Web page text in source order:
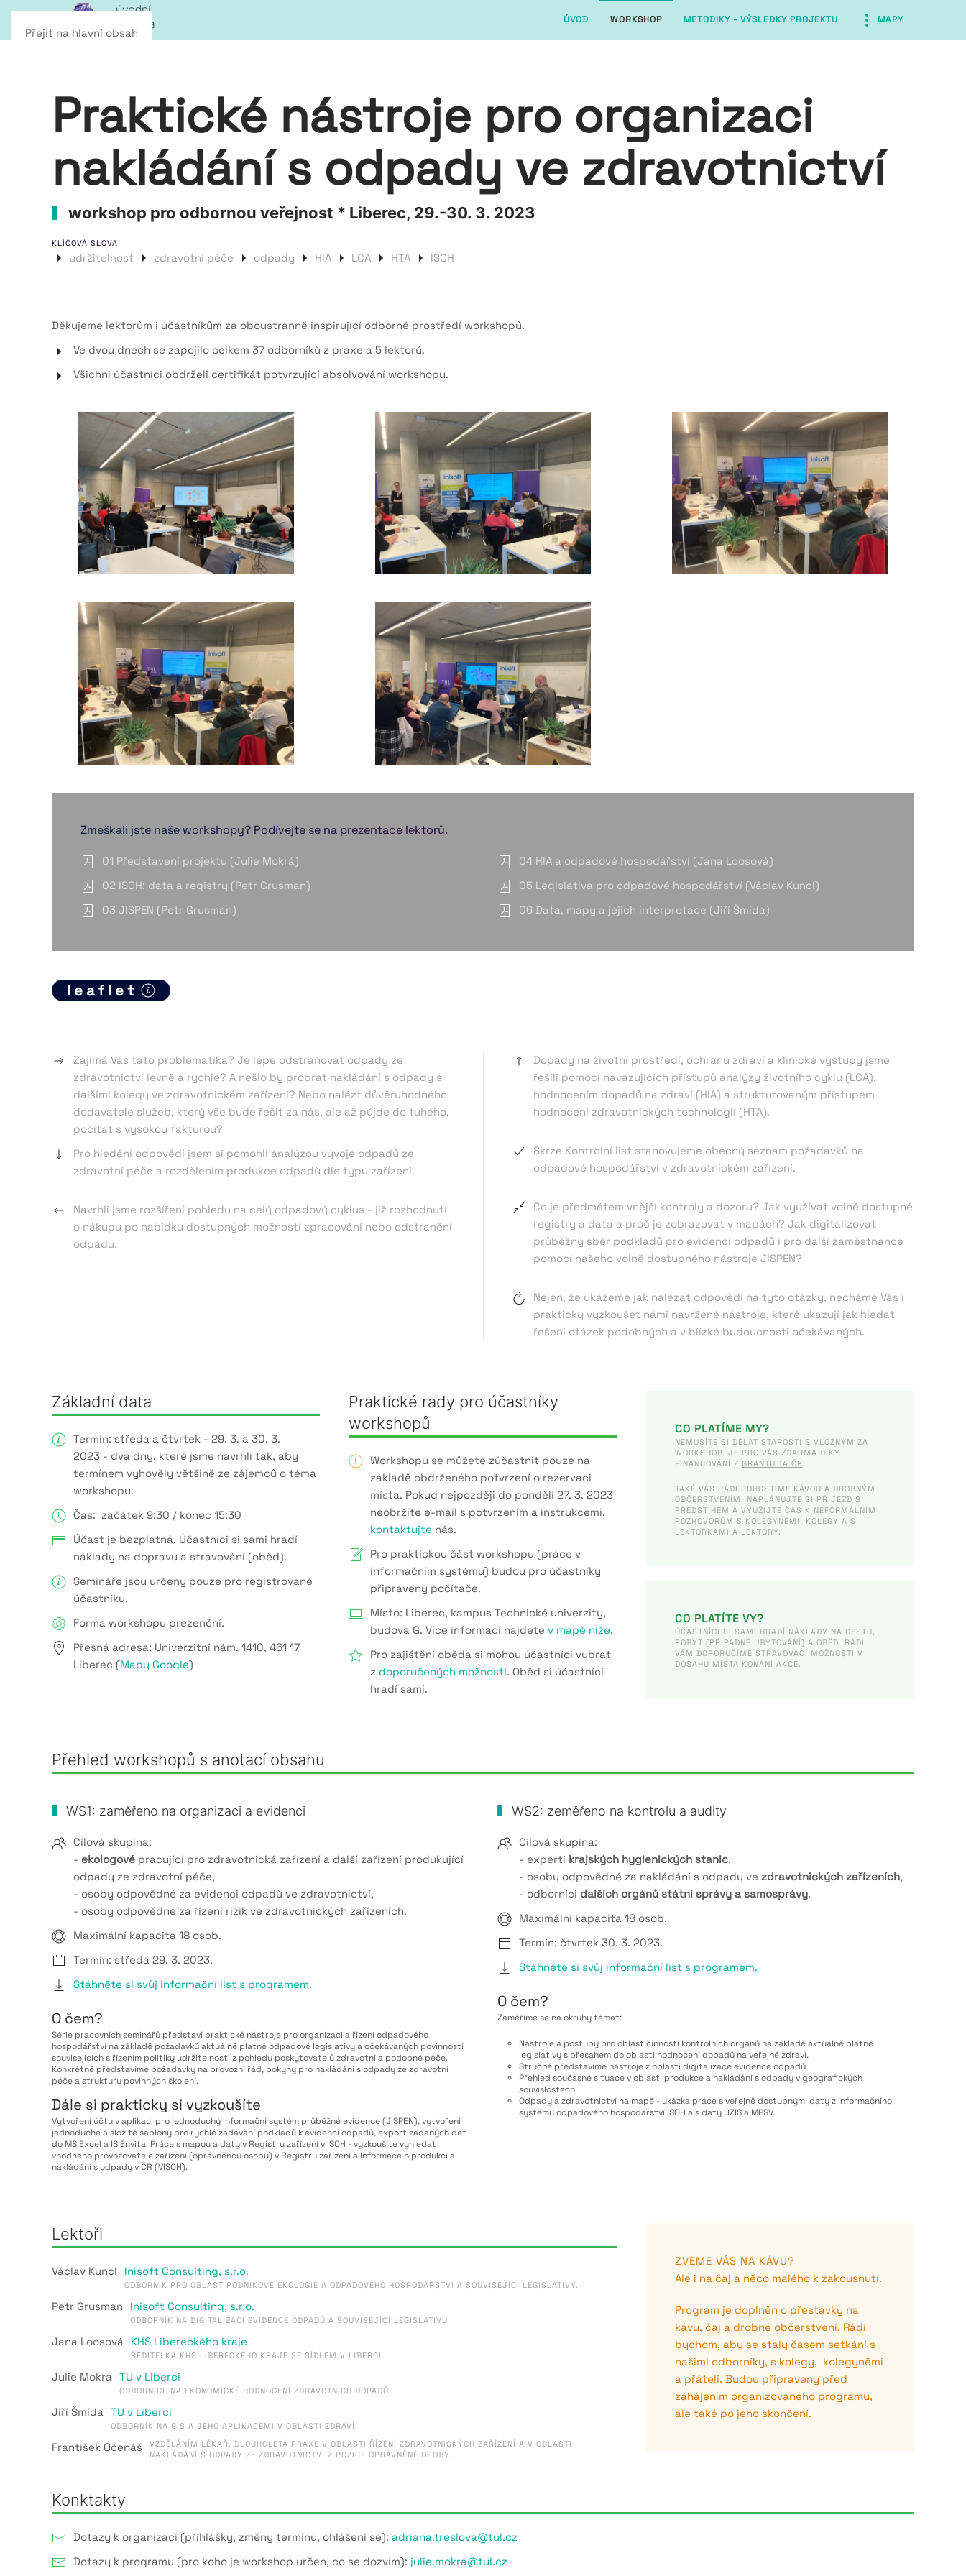
Přejít na hlavní obsah
ÚVOD WORKSHOP METODIKY - VÝSLEDKY PROJEKTU MAPY
Praktické nástroje pro organizaci
nakládání s odpady ve zdravotnictví
workshop pro odbornou veřejnost * Liberec, 29.-30. 3. 2023
KLÍČOVÁ SLOVA
udržitelnost zdravotní péče odpady HIA LCA HTA ISOH
Děkujeme lektorům i účastníkům za oboustranně inspirující odborné prostředí workshopů.
Ve dvou dnech se zapojilo celkem 37 odborníků z praxe a 5 lektorů.
Všichni účastníci obdrželi certifikát potvrzující absolvování workshopu.
zvětšit zvětšit zvětšit
zvětšit zvětšit
Zmeškali jste naše workshopy? Podívejte se na prezentace lektorů.
01 Představení projektu (Julie Mokrá)
02 ISOH: data a registry (Petr Grusman)
03 JISPEN (Petr Grusman)
04 HIA a odpadové hospodářství (Jana Loosová)
05 Legislativa pro odpadové hospodářství (Václav Kuncl)
06 Data, mapy a jejich interpretace (Jiří Šmída)
leaflet
Zajímá Vás tato problematika? Je lépe odstraňovat odpady ze
zdravotnictví levně a rychle? A nešlo by probrat nakládání s odpady s
dalšími kolegy ve zdravotnickém zařízení? Nebo nalézt důvěryhodného
dodavatele služeb, který vše bude řešit za nás, ale až půjde do tuhého,
počítat s vysokou fakturou?
Pro hledání odpovědí jsem si pomohli analýzou vývoje odpadů ze
zdravotní péče a rozdělením produkce odpadů dle typu zařízení.
Navrhli jsme rozšíření pohledu na celý odpadový cyklus - již rozhodnutí
o nákupu po nabídku dostupných možností zpracování nebo odstranění
odpadu.
Dopady na životní prostředí, ochranu zdraví a klinické výstupy jsme
řešili pomocí navazujících přístupů analýzy životního cyklu (LCA),
hodnocením dopadů na zdraví (HIA) a strukturovaným přístupem
hodnocení zdravotnických technologií (HTA).
Skrze Kontrolní list stanovujeme obecný seznam požadavků na
odpadové hospodářství v zdravotnickém zařízení.
Co je předmětem vnější kontroly a dozoru? Jak využívat volně dostupné
registry a data a proč je zobrazovat v mapách? Jak digitalizovat
průběžný sběr podkladů pro evidenci odpadů i pro další zaměstnance
pomocí našeho volně dostupného nástroje JISPEN?
Nejen, že ukážeme jak nalézat odpovědi na tyto otázky, necháme Vás i
prakticky vyzkoušet námi navržené nástroje, které ukazují jak hledat
řešení otázek podobných a v blízké budoucnosti očekávaných.
Základní data
Termín: středa a čtvrtek - 29. 3. a 30. 3.
2023 - dva dny, které jsme navrhli tak, aby
termínem vyhověly většině ze zájemců o téma
workshopu.
Čas: začátek 9:30 / konec 15:30
Účast je bezplatná. Účastníci si sami hradí
náklady na dopravu a stravování (oběd).
Semináře jsou určeny pouze pro registrované
účastníky.
Forma workshopu prezenční.
Přesná adresa: Univerzitní nám. 1410, 461 17
Liberec (Mapy Google)
Praktické rady pro účastníky
workshopů
Workshopu se můžete zúčastnit pouze na
základě obdrženého potvrzení o rezervaci
místa. Pokud nejpozději do pondělí 27. 3. 2023
neobržíte e-mail s potvrzením a instrukcemi,
kontaktujte nás.
Pro praktickou část workshopu (práce v
informačním systému) budou pro účastníky
připraveny počítače.
Místo: Liberec, kampus Technické univerzity,
budova G. Více informací najdetev mapě níže.
Pro zajištění oběda si mohou účastníci vybrat
z doporučených možností. Oběd si účastníci
hradí sami.
CO PLATÍME MY?
NEMUSÍTE SI DĚLAT STAROSTI S VLOŽNÝM ZA
WORKSHOP. JE PRO VÁS ZDARMA DÍKY
FINANCOVÁNÍ Z GRANTU TA ČR
TAKÉ VÁS RÁDI POHOSTÍME KÁVOU A DROBNÝM
OBČERSTVENÍM. NAPLÁNUJTE SI PŘÍJEZD S
PŘEDSTIHEM A VYUŽIJTE ČAS K NEFORMÁLNÍM
ROZHOVORŮM S KOLEGYNĚMI, KOLEGY A S
LEKTORKAMI A LEKTORY.
CO PLATÍTE VY?
ÚČASTNÍCI SI SAMI HRADÍ NÁKLADY NA CESTU,
POBYT (PŘÍPADNÉ UBYTOVÁNÍ) A OBĚD. RÁDI
VÁM DOPORUČÍME STRAVOVACÍ MOŽNOSTI V
DOSAHU MÍSTA KONÁNÍ AKCE.
Přehled workshopů s anotací obsahu
WS1: zaměřeno na organizaci a evidenci
Cílová skupina:
- ekologové pracující pro zdravotnická zařízení a další zařízení produkující
odpady ze zdravotní péče,
- osoby odpovědné za evidenci odpadů ve zdravotnictví,
- osoby odpovědné za řízení rizik ve zdravotnických zařízeních.
Maximální kapacita 18 osob.
Termín: středa 29. 3. 2023.
Stáhněte si svůj informační list s programem.
O čem?
Série pracovních seminářů představí praktické nástroje pro organizaci a řízení odpadového
hospodářství na základě požadavků aktuálně platné odpadové legislativy a očekávaných povinností
souvisejících s řízením politiky udržitelnosti z pohledu poskytovatelů zdravotní a podobné péče.
Konkrétně představíme požadavky na provozní řád, pokyny pro nakládání s odpady ze zdravotní
péče a strukturu povinných školení.
Dále si prakticky si vyzkoušíte
Vytvoření účtu v aplikaci pro jednoduchý informační systém průběžné evidence (JISPEN), vytvoření
jednoduché a složité šablony pro rychlé zadávání podkladů k evidenci odpadů, export zadaných dat
do MS Excel a IS Envita. Práce s mapou a daty v Registru zařízení v ISOH - vyzkoušíte vyhledat
vhodného provozovatele zařízení (oprávněnou osobu) v Registru zařízení a Informace o produkci a
nakládání s odpady v ČR (VISOH).
WS2: zeměřeno na kontrolu a audity
Cílová skupina:
- experti krajských hygienických stanic,
- osoby odpovědné za nakládání s odpady ve zdravotnických zařízeních,
- odborníci dalších orgánů státní správy a samosprávy.
Maximální kapacita 18 osob.
Termín: čtvrtek 30. 3. 2023.
Stáhněte si svůj informační list s programem.
O čem?
Zaměříme se na okruhy témat:
Nástroje a postupy pro oblast činnosti kontrolních orgánů na základě aktuálně platné
legislativy s přesahem do oblasti hodnocení dopadů na veřejné zdraví.
Stručné představíme nástroje z oblasti digitalizace evidence odpadů.
Přehled současné situace v oblasti produkce a nakládání s odpady v geografických
souvislostech.
Odpady a zdravotnictví na mapě - ukázka práce s veřejně dostupnými daty z informačního
systému odpadového hospodářství ISOH a s daty ÚZIS a MPSV.
Lektoři
Václav Kuncl Inisoft Consulting, s.r.o.
ODBORNÍK PRO OBLAST PODNIKOVÉ EKOLOGIE A ODPADOVÉHO HOSPODÁŘSTVÍ A SOUVISEJÍCÍ LEGISLATIVY.
Petr Grusman Inisoft Consulting, s.r.o.
ODBORNÍK NA DIGITALIZACI EVIDENCE ODPADŮ A SOUVISEJÍCÍ LEGISLATIVU
Jana Loosová KHS Libereckého kraje
ŘEDITELKA KHS LIBERECKÉHO KRAJE SE SÍDLEM V LIBERCI
Julie Mokrá TU v Liberci
ODBORNICE NA EKONOMICKÉ HODNOCENÍ ZDRAVOTNÍCH DOPADŮ.
Jiří Šmída TU v Liberci
ODBORNÍK NA GIS A JEHO APLIKACEMI V OBLASTI ZDRAVÍ.
František Očenáš
VZDĚLÁNÍM LÉKAŘ, DLOUHOLETÁ PRAXE V OBLASTI ŘÍZENÍ ZDRAVOTNICKÝCH ZAŘÍZENÍ A V OBLASTI
NAKLÁDÁNÍ S ODPADY ZE ZDRAVOTNICTVÍ Z POZICE OPRÁVNĚNÉ OSOBY.
ZVEME VÁS NA KÁVU?
Ale i na čaj a něco malého k zakousnutí.
Program je doplněn o přestávky na
kávu, čaj a drobné občerstvení. Rádi
bychom, aby se staly časem setkání s
našimi odborníky, s kolegy, kolegyněmi
a přáteli. Budou připraveny před
zahájením organizovaného programu,
ale také po jeho skončení.
Konktakty
Dotazy k organizaci (příhlášky, změny termínu, ohlášení se): adriana.treslova@tul.cz
Dotazy k programu (pro koho je workshop určen, co se dozvím): julie.mokra@tul.cz